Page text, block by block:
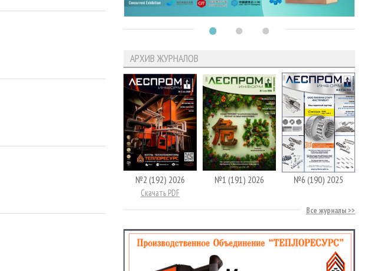
АРХИВ ЖУРНАЛОВ
№2 (192) 2026
Скачать PDF
№1 (191) 2026 №6 (190) 2025
Все журналы